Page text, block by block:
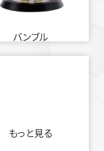
バンブル
もっと見る